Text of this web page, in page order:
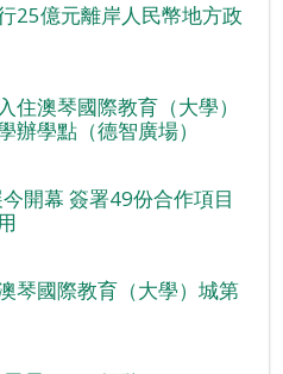
25億元離岸人民幣地方政
住澳琴國際教育（大學）
學點（德智廣場）
開幕 簽署49份合作項目
琴國際教育（大學）城第